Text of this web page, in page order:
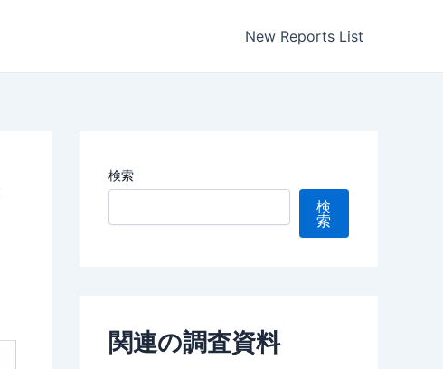
New Reports List
検索
検
索
関連の調査資料